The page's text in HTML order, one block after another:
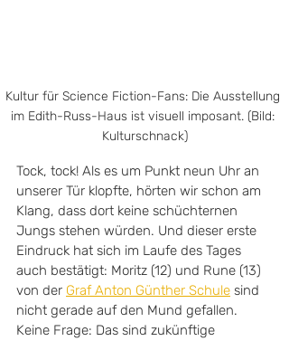
Kultur für Science Fiction-Fans: Die Ausstellung
im Edith-Russ-Haus ist visuell imposant. (Bild:
Kulturschnack)
Tock, tock! Als es um Punkt neun Uhr an
unserer Tür klopfte, hörten wir schon am
Klang, dass dort keine schüchternen
Jungs stehen würden. Und dieser erste
Eindruck hat sich im Laufe des Tages
auch bestätigt: Moritz (12) und Rune (13)
von der Graf Anton Günther Schule sind
nicht gerade auf den Mund gefallen.
Keine Frage: Das sind zukünftige